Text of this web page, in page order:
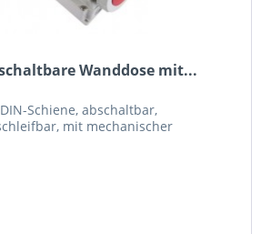
Wanddose mit...
Schiene, abschaltbar,
mit mechanischer